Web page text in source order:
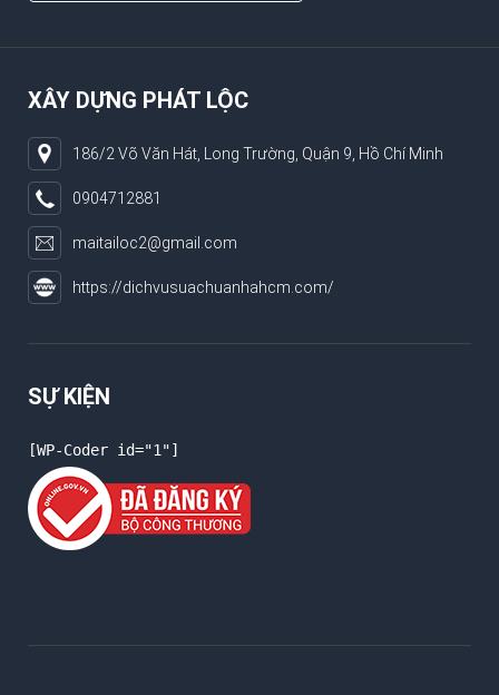
XÂY DỰNG PHÁT LỘC
186/2 Võ Văn Hát, Long Trường, Quận 9, Hồ Chí Minh
0904712881
maitailoc2@gmail.com
https://dichvusuachuanhahcm.com/
SỰ KIỆN
[WP-Coder id="1"]